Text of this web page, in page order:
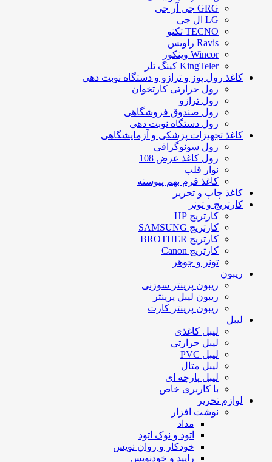
GRG جی آر جی
LG ال جی
TECNO تکنو
Ravis راویس
Wincor وینکور
KingTeler کینگ تلر
کاغذ رول پوز و ترازو و دستگاه نوبت دهی
رول حرارتی کارتخوان
رول ترازو
رول صندوق فروشگاهی
رول دستگاه نوبت دهی
کاغذ تجهیزات پزشکی و آزمایشگاهی
رول سونوگرافی
رول کاغذ عرض 108
نوار قلب
کاغذ فرم بهم پیوسته
کاغذ چاپ و تحریر
کارتریج و تونر
کارتریج HP
کارتریج SAMSUNG
کارتریج BROTHER
کارتریج Canon
تونر و جوهر
ریبون
ریبون پرینتر سوزنی
ریبون لیبل پرینتر
ریبون پرینتر کارت
لیبل
لیبل کاغذی
لیبل حرارتی
لیبل PVC
لیبل متال
لیبل پارچه ای
با کاربری خاص
لوازم تحریر
نوشت افزار
مداد
اتود و نوک اتود
خودکار و روان نویس
راپید و خودنویس